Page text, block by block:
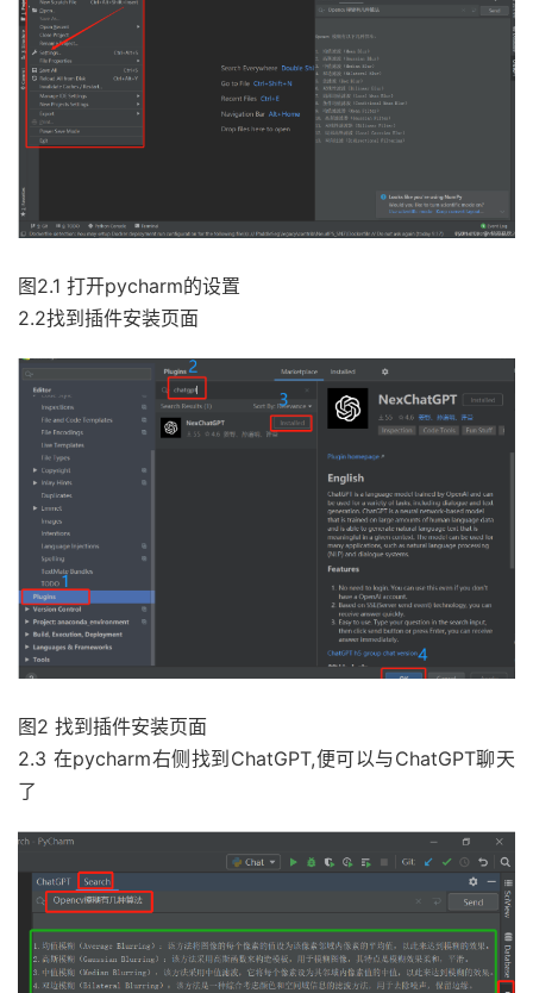
图2.1 打开pycharm的设置
2.2找到插件安装页面
图2 找到插件安装页面
2.3 在pycharm右侧找到ChatGPT,便可以与ChatGPT聊天
了